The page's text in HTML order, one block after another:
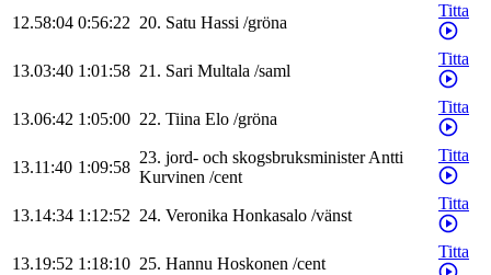
12.58:04 0:56:22 20. Satu Hassi /gröna
Titta
13.03:40 1:01:58 21. Sari Multala /saml
Titta
13.06:42 1:05:00 22. Tiina Elo /gröna
Titta
13.11:40 1:09:58
23. jord- och skogsbruksministerAntti
Kurvinen /cent
Titta
13.14:34 1:12:52 24. Veronika Honkasalo /vänst
Titta
13.19:52 1:18:10 25. Hannu Hoskonen /cent
Titta